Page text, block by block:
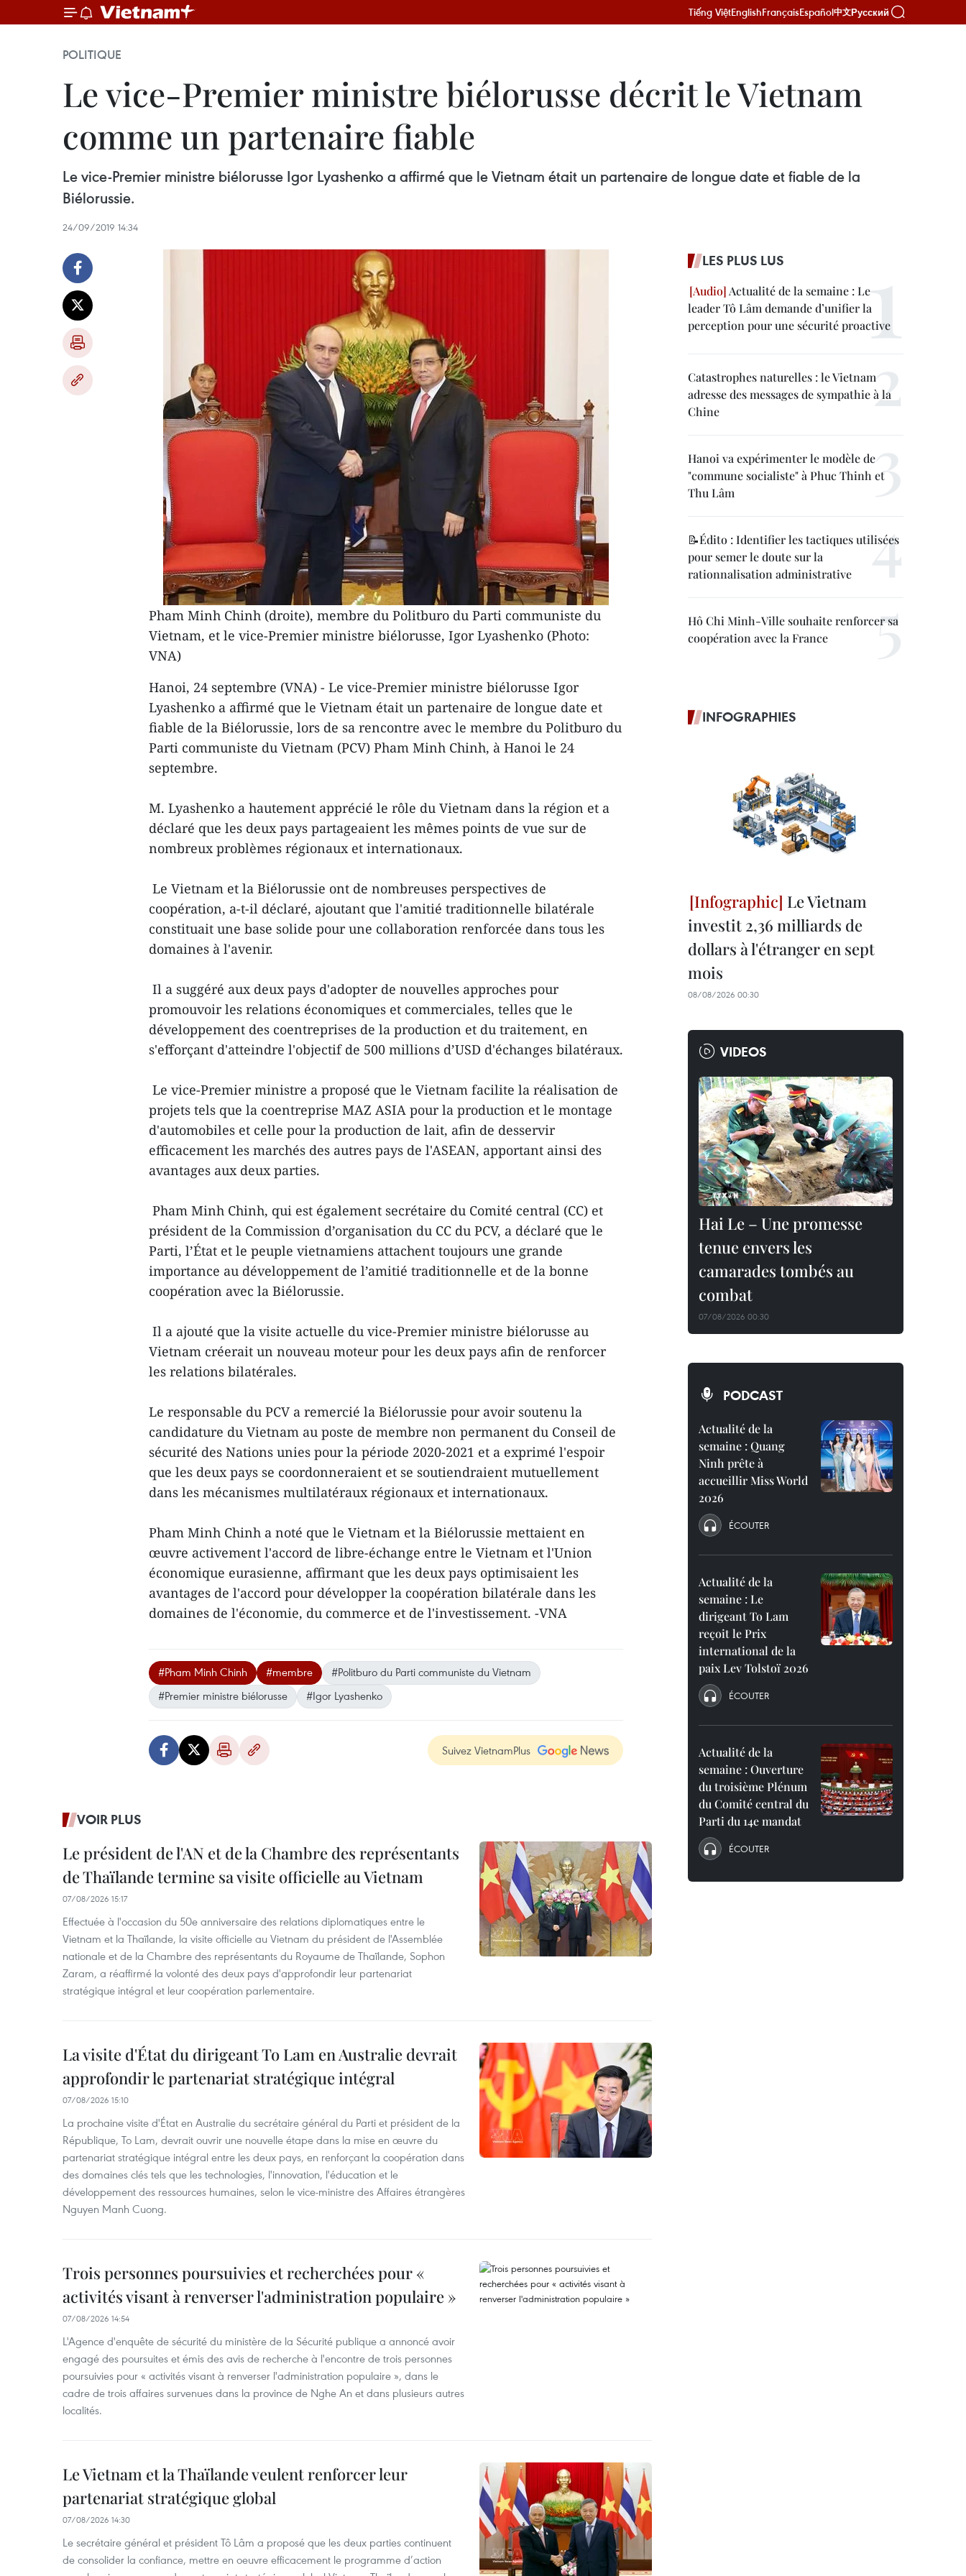
Tiếng ViệtEnglishFrançaisEspañol中文Русский
POLITIQUE
Le vice-Premier ministre biélorusse décrit le Vietnam
comme un partenaire fiable
Le vice-Premier ministre biélorusse Igor Lyashenko a affirmé que le Vietnam était un partenaire de longue date et fiable de la
Biélorussie.
24/09/2019 14:34
Pham Minh Chinh (droite), membre du Politburo du Parti communiste du
Vietnam, et le vice-Premier ministre biélorusse, Igor Lyashenko (Photo:
VNA)
Hanoi, 24 septembre (VNA) - Le vice-Premier ministre biélorusse Igor
Lyashenko a affirmé que le Vietnam était un partenaire de longue date et
fiable de la Biélorussie, lors de sa rencontre avec le membre du Politburo du
Parti communiste du Vietnam (PCV) Pham Minh Chinh, à Hanoi le 24
septembre.
M. Lyashenko a hautement apprécié le rôle du Vietnam dans la région et a
déclaré que les deux pays partageaient les mêmes points de vue sur de
nombreux problèmes régionaux et internationaux.
Le Vietnam et la Biélorussie ont de nombreuses perspectives de
coopération, a-t-il déclaré, ajoutant que l'amitié traditionnelle bilatérale
constituait une base solide pour une collaboration renforcée dans tous les
domaines à l'avenir.
Il a suggéré aux deux pays d'adopter de nouvelles approches pour
promouvoir les relations économiques et commerciales, telles que le
développement des coentreprises de la production et du traitement, en
s'efforçant d'atteindre l'objectif de 500 millions d’USD d'échanges bilatéraux.
Le vice-Premier ministre a proposé que le Vietnam facilite la réalisation de
projets tels que la coentreprise MAZ ASIA pour la production et le montage
d'automobiles et celle pour la production de lait, afin de desservir
efficacement les marchés des autres pays de l'ASEAN, apportant ainsi des
avantages aux deux parties.
Pham Minh Chinh, qui est également secrétaire du Comité central (CC) et
président de la Commission d’organisation du CC du PCV, a déclaré que le
Parti, l’État et le peuple vietnamiens attachent toujours une grande
importance au développement de l’amitié traditionnelle et de la bonne
coopération avec la Biélorussie.
Il a ajouté que la visite actuelle du vice-Premier ministre biélorusse au
Vietnam créerait un nouveau moteur pour les deux pays afin de renforcer
les relations bilatérales.
Le responsable du PCV a remercié la Biélorussie pour avoir soutenu la
candidature du Vietnam au poste de membre non permanent du Conseil de
sécurité des Nations unies pour la période 2020-2021 et a exprimé l'espoir
que les deux pays se coordonneraient et se soutiendraient mutuellement
dans les mécanismes multilatéraux régionaux et internationaux.
Pham Minh Chinh a noté que le Vietnam et la Biélorussie mettaient en
œuvre activement l'accord de libre-échange entre le Vietnam et l'Union
économique eurasienne, affirmant que les deux pays optimisaient les
avantages de l'accord pour développer la coopération bilatérale dans les
domaines de l'économie, du commerce et de l'investissement. -VNA
#Pham Minh Chinh #membre
#Politburo du Parti communiste du Vietnam
#Premier ministre biélorusse
#Igor Lyashenko
Suivez VietnamPlus
VOIR PLUS
Le président de l'AN et de la Chambre des représentants
de Thaïlande termine sa visite officielle au Vietnam
07/08/2026 15:17
Effectuée à l'occasion du 50e anniversaire des relations diplomatiques entre le
Vietnam et la Thaïlande, la visite officielle au Vietnam du président de l'Assemblée
nationale et de la Chambre des représentants du Royaume de Thaïlande, Sophon
Zaram, a réaffirmé la volonté des deux pays d'approfondir leur partenariat
stratégique intégral et leur coopération parlementaire.
La visite d'État du dirigeant To Lam en Australie devrait
approfondir le partenariat stratégique intégral
07/08/2026 15:10
La prochaine visite d'État en Australie du secrétaire général du Parti et président de la
République, To Lam, devrait ouvrir une nouvelle étape dans la mise en œuvre du
partenariat stratégique intégral entre les deux pays, en renforçant la coopération dans
des domaines clés tels que les technologies, l'innovation, l'éducation et le
développement des ressources humaines, selon le vice-ministre des Affaires étrangères
Nguyen Manh Cuong.
Trois personnes poursuivies et recherchées pour «
activités visant à renverser l'administration populaire »
07/08/2026 14:54
L'Agence d'enquête de sécurité du ministère de la Sécurité publique a annoncé avoir
engagé des poursuites et émis des avis de recherche à l'encontre de trois personnes
poursuivies pour « activités visant à renverser l'administration populaire », dans le
cadre de trois affaires survenues dans la province de Nghe An et dans plusieurs autres
localités.
Le Vietnam et la Thaïlande veulent renforcer leur
partenariat stratégique global
07/08/2026 14:30
Le secrétaire général et président Tô Lâm a proposé que les deux parties continuent
de consolider la confiance, mettre en oeuvre efficacement le programme d’action
LES PLUS LUS
Actualité de la semaine : Le
leader Tô Lâm demande d’unifier la
perception pour une sécurité proactive
Catastrophes naturelles : le Vietnam
adresse des messages de sympathie à la
Chine
Hanoi va expérimenter le modèle de
"commune socialiste" à Phuc Thinh et
Thu Lâm
📝Édito : Identifier les tactiques utilisées
pour semer le doute sur la
rationnalisation administrative
Hô Chi Minh-Ville souhaite renforcer sa
coopération avec la France
INFOGRAPHIES
Le Vietnam
investit 2,36 milliards de
dollars à l'étranger en sept
mois
08/08/2026 00:30
VIDEOS
Hai Le – Une promesse
tenue envers les
camarades tombés au
combat
07/08/2026 00:30
PODCAST
Actualité de la
semaine : Quang
Ninh prête à
accueillir Miss World
2026
ÉCOUTER
Actualité de la
semaine : Le
dirigeant To Lam
reçoit le Prix
international de la
paix Lev Tolstoï 2026
ÉCOUTER
Actualité de la
semaine : Ouverture
du troisième Plénum
du Comité central du
Parti du 14e mandat
ÉCOUTER